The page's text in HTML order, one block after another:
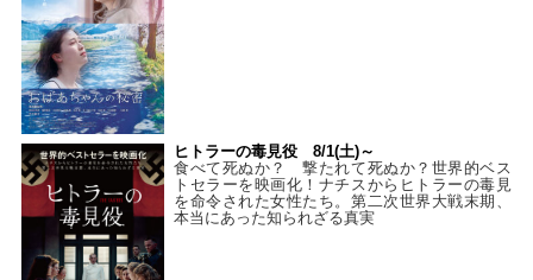
ヒトラーの毒見役 8/1(土)～
食べて死ぬか？ 撃たれて死ぬか？世界的ベス
トセラーを映画化！ナチスからヒトラーの毒見
を命令された女性たち。第二次世界大戦末期、
本当にあった知られざる真実